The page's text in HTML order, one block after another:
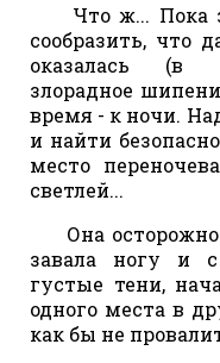
Что ж... Пока
сообразить, что
оказалась (в
злорадное
время - к ночи.
и найти
место
светлей...
Она
завала ногу и
густые тени,
одного места в
как бы не